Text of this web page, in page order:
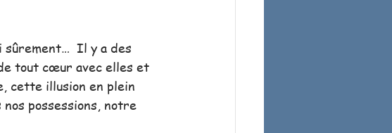
sûrement…  Il y a des
tout cœur avec elles et
cette illusion en plein
possessions, notre